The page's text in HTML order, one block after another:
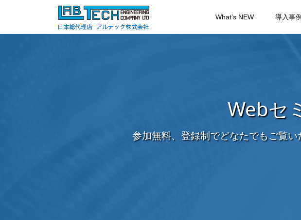
What’s NEW 導入事例
Webセ
参加無料、登録制でどなたでもご覧